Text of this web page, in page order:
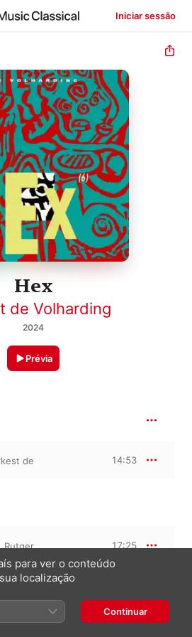
Iniciar sessão
Hex
de Volharding
2024
Prévia
de
14:53
Rutger
17:25
para ver o conteúdo
localização
Continuar